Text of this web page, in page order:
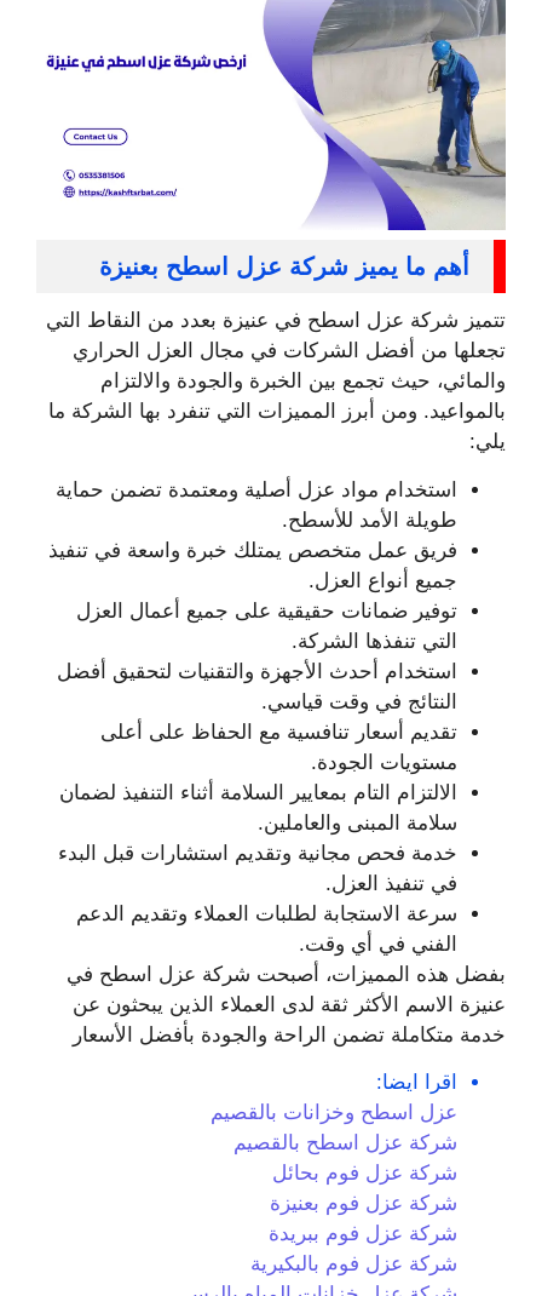
أهم ما يميز شركة عزل اسطح بعنيزة
تتميز شركة عزل اسطح في عنيزة بعدد من النقاط التي
تجعلها من أفضل الشركات في مجال العزل الحراري
والمائي، حيث تجمع بين الخبرة والجودة والالتزام
بالمواعيد. ومن أبرز المميزات التي تنفرد بها الشركة ما
يلي:
استخدام مواد عزل أصلية ومعتمدة تضمن حماية
طويلة الأمد للأسطح.
فريق عمل متخصص يمتلك خبرة واسعة في تنفيذ
جميع أنواع العزل.
توفير ضمانات حقيقية على جميع أعمال العزل
التي تنفذها الشركة.
استخدام أحدث الأجهزة والتقنيات لتحقيق أفضل
النتائج في وقت قياسي.
تقديم أسعار تنافسية مع الحفاظ على أعلى
مستويات الجودة.
الالتزام التام بمعايير السلامة أثناء التنفيذ لضمان
سلامة المبنى والعاملين.
خدمة فحص مجانية وتقديم استشارات قبل البدء
في تنفيذ العزل.
سرعة الاستجابة لطلبات العملاء وتقديم الدعم
الفني في أي وقت.
بفضل هذه المميزات، أصبحت شركة عزل اسطح في
عنيزة الاسم الأكثر ثقة لدى العملاء الذين يبحثون عن
خدمة متكاملة تضمن الراحة والجودة بأفضل الأسعار
اقرا ايضا:
عزل اسطح وخزانات بالقصيم
شركة عزل اسطح بالقصيم
شركة عزل فوم بحائل
شركة عزل فوم بعنيزة
شركة عزل فوم ببريدة
شركة عزل فوم بالبكيرية